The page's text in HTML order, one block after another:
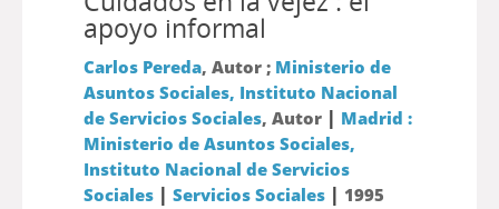
apoyo informal
Carlos Pereda, Autor ; Ministerio de
Asuntos Sociales, Instituto Nacional
de Servicios Sociales, Autor | Madrid :
Ministerio de Asuntos Sociales,
Instituto Nacional de Servicios
Sociales| Servicios Sociales| 1995